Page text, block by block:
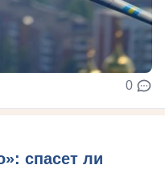
0
спасет ли